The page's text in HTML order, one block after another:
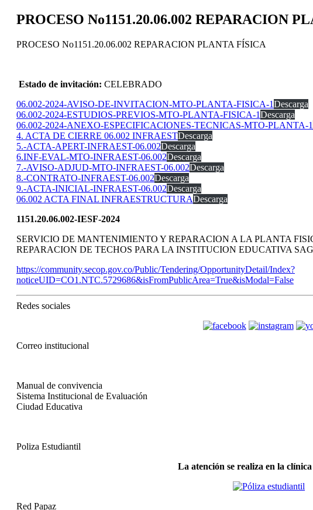
PROCESO No1151.20.06.002 REPARACION
PROCESO No1151.20.06.002 REPARACION PLANTA FÍSICA
Estado de invitación: CELEBRADO
06.002-2024-AVISO-DE-INVITACION-MTO-PLANTA-FISICA-1Descarga
06.002-2024-ESTUDIOS-PREVIOS-MTO-PLANTA-FISICA-1Descarga
06.002-2024-ANEXO-ESPECIFICACIONES-TECNICAS-MTO-PLANTA-1
4. ACTA DE CIERRE 06.002 INFRAESTDescarga
5.-ACTA-APERT-INFRAEST-06.002Descarga
6.INF-EVAL-MTO-INFRAEST-06.002Descarga
7.-AVISO-ADJUD-MTO-INFRAEST-06.002Descarga
8.-CONTRATO-INFRAEST-06.002Descarga
9.-ACTA-INICIAL-INFRAEST-06.002Descarga
06.002 ACTA FINAL INFRAESTRUCTURADescarga
1151.20.06.002-IESF-2024
SERVICIO DE MANTENIMIENTO Y REPARACION A LA PLANTA
REPARACION DE TECHOS PARA LA INSTITUCION EDUCATIVA
https://community.secop.gov.co/Public/Tendering/OpportunityDetail/Index?
noticeUID=CO1.NTC.5729686&isFromPublicArea=True&isModal=False
Redes sociales
Correo institucional
Manual de convivencia
Sistema Institucional de Evaluación
Ciudad Educativa
Poliza Estudiantil
La atención se realiza en la
Red Papaz